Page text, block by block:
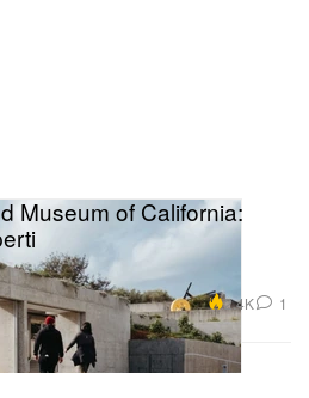
Museum of California:
2.4K 1